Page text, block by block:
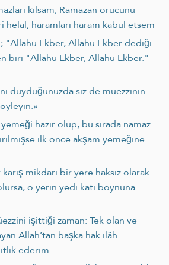
kılsam, Ramazan orucunu
haramları haram kabul etsem
"Allahu Ekber, Allahu Ekber dediği
biri "Allahu Ekber, Allahu Ekber."
duyduğunuzda siz de müezzinin
hazır olup, bu sırada namaz
ilk ön­ce akşam yemeğine
mikdarı bir yere haksız olarak
o yerin yedi katı boynuna
işittiği zaman: Tek olan ve
Allah’tan başka hak ilâh
ederim